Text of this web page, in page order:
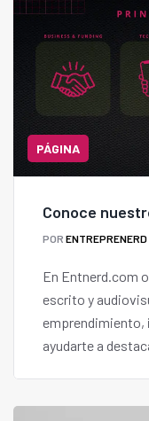
PÁGINA
Conoce
POR ENTREPRENERD
En Entnerd.com
escrito y
emprendimiento,
ayudarte a